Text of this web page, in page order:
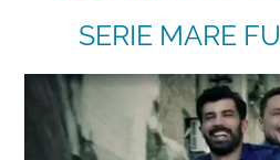
SERIE MARE